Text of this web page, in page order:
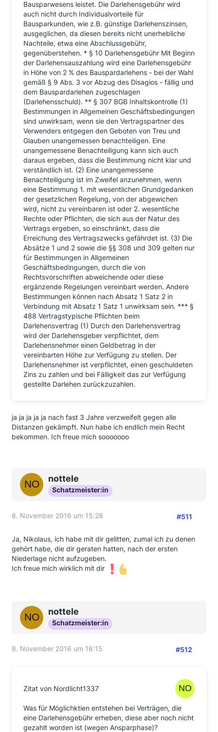
Bausparwesens leistet. Die Darlehensgebühr wird
auch nicht durch Individualvorteile für
Bausparkunden, wie z.B. günstige Darlehenszinsen,
ausgeglichen, da diesen bereits nicht unerhebliche
Nachteile, etwa eine Abschlussgebühr,
gegenüberstehen. * § 10 Darlehensgebühr Mit Beginn
der Darlehensauszahlung wird eine Darlehensgebühr
in Höhe von 2 % des Bauspardarlehens - bei der Wahl
gemäß § 9 Abs. 3 vor Abzug des Disagios - fällig und
dem Bauspardarlehen zugeschlagen
(Darlehensschuld). ** § 307 BGB Inhaltskontrolle (1)
Bestimmungen in Allgemeinen Geschäftsbedingungen
sind unwirksam, wenn sie den Vertragspartner des
Verwenders entgegen den Geboten von Treu und
Glauben unangemessen benachteiligen. Eine
unangemessene Benachteiligung kann sich auch
daraus ergeben, dass die Bestimmung nicht klar und
verständlich ist. (2) Eine unangemessene
Benachteiligung ist im Zweifel anzunehmen, wenn
eine Bestimmung 1. mit wesentlichen Grundgedanken
der gesetzlichen Regelung, von der abgewichen
wird, nicht zu vereinbaren ist oder 2. wesentliche
Rechte oder Pflichten, die sich aus der Natur des
Vertrags ergeben, so einschränkt, dass die
Erreichung des Vertragszwecks gefährdet ist. (3) Die
Absätze 1 und 2 sowie die §§ 308 und 309 gelten nur
für Bestimmungen in Allgemeinen
Geschäftsbedingungen, durch die von
Rechtsvorschriften abweichende oder diese
ergänzende Regelungen vereinbart werden. Andere
Bestimmungen können nach Absatz 1 Satz 2 in
Verbindung mit Absatz 1 Satz 1 unwirksam sein. *** §
488 Vertragstypische Pflichten beim
Darlehensvertrag (1) Durch den Darlehensvertrag
wird der Darlehensgeber verpflichtet, dem
Darlehensnehmer einen Geldbetrag in der
vereinbarten Höhe zur Verfügung zu stellen. Der
Darlehensnehmer ist verpflichtet, einen geschuldeten
Zins zu zahlen und bei Fälligkeit das zur Verfügung
gestellte Darlehen zurückzuzahlen.
ja ja ja ja ja nach fast 3 Jahre verzweifelt gegen alle
Distanzen gekämpft. Nun habe ich endlich mein Recht
bekommen. Ich freue mich sooooooo
nottele
Schatzmeister:in
8. November 2016 um 15:28 #511
Ja, Nikolaus, ich habe mit dir gelitten, zumal ich zu denen
gehört habe, die dir geraten hatten, nach der ersten
Niederlage nicht aufzugeben.
Ich freue mich wirklich mit dir
nottele
Schatzmeister:in
8. November 2016 um 16:15 #512
Zitat von Nordlicht1337
Was für Möglichktien entstehen bei Verträgen, die
eine Darlehensgebühr erheben, diese aber noch nicht
gezahlt worden ist (wegen Ansparphase)?